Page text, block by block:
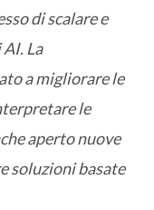
di scalare e
La
a migliorare le
le
aperto nuove
soluzioni basate